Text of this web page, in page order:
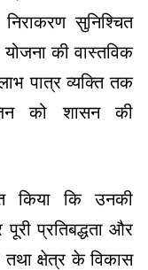
सुनिश्चित
की वास्तविक
पात्र व्यक्ति तक
को शासन की
किया कि उनकी
प्रतिबद्धता और
क्षेत्र के विकास